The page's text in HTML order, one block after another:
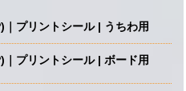
プリントシール | うちわ用
プリントシール | ボード用